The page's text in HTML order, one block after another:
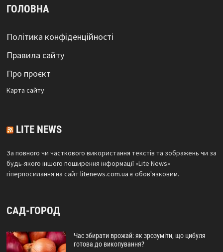
ГОЛОВНА
Політика конфіденційності
Правила сайту
Про проєкт
Карта сайтy
LITE NEWS
За повного чи часткового використання текстів та зображень чи за
будь-якого іншого поширення інформації «Lite News»
гіперпосилання на сайтlitenews.com.ua є обов'язковим.
САД-ГОРОД
Час збирати врожай: як зрозуміти, що цибуля
готова до викопування?